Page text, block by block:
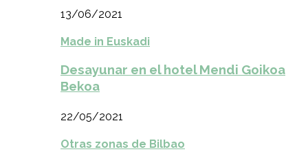
13/06/2021
Made in Euskadi
Desayunar en el hotel Mendi Goikoa
Bekoa
22/05/2021
Otras zonas de Bilbao